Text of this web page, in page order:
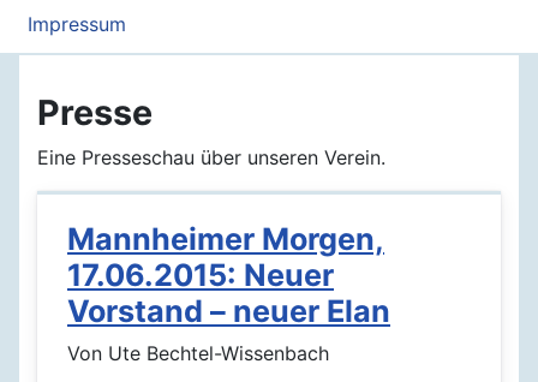
Impressum
Presse
Eine Presseschau über unseren Verein.
Mannheimer Morgen,
17.06.2015: Neuer
Vorstand – neuer Elan
Von Ute Bechtel-Wissenbach